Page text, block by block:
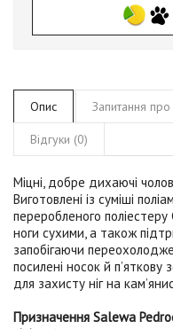
Опис Запитання
Відгуки (0)
Міцні, добре дихаючі
Виготовлені із суміші
переробленого поліестеру
ноги сухими, а також
запобігаючи
посилені носок й
для захисту ніг на
Призначення Salewa